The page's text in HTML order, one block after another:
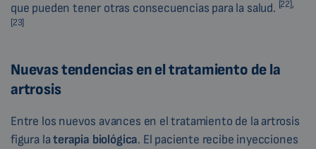
que pueden tener otras consecuencias para la salud. [22],
[23]
Nuevas tendencias en el tratamiento de la
artrosis
Entre los nuevos avances en el tratamiento de la artrosis
figura laterapia biológica. El paciente recibe inyecciones